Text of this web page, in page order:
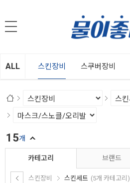
ALL 스킨장비 스쿠버장비
카테고리
스킨장비 스킨세트 (5개 카테고리)
브랜드
15개